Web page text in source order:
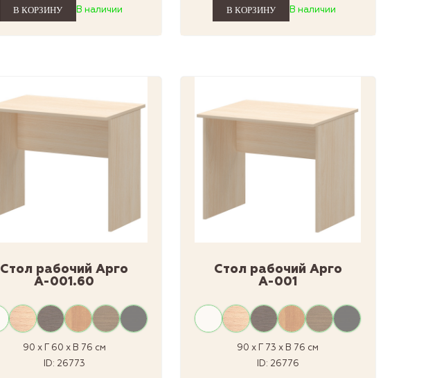
В наличии В наличии
Стол рабочий Арго
А-001.60
90 x Г 60 x В 76 см
ID: 26773
Стол рабочий Арго
А-001
90 x Г 73 x В 76 см
ID: 26776